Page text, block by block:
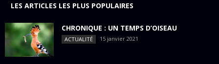
LES ARTICLES LES PLUS POPULAIRES
CHRONIQUE : UN TEMPS D’OISEAU
ACTUALITÉ 15 janvier 2021